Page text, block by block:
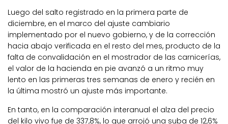
Luego del salto registrado en la primera parte de
diciembre, en el marco del ajuste cambiario
implementado por el nuevo gobierno, y de la corrección
hacia abajo verificada en el resto del mes, producto de la
falta de convalidación en el mostrador de las carnicerías,
el valor de la hacienda en pie avanzó a un ritmo muy
lento en las primeras tres semanas de enero y recién en
la última mostró un ajuste más importante.
En tanto, en la comparación interanual el alza del precio
del kilo vivo fue de 337,8%, lo que arrojó una suba de 12,6%